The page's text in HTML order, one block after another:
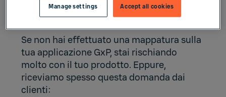
Perché mappare?
Se non hai effettuato una mappatura sulla
tua applicazione GxP, stai rischiando
molto con il tuo prodotto. Eppure,
riceviamo spesso questa domanda dai
clienti:
Accept all cookies
Manage settings